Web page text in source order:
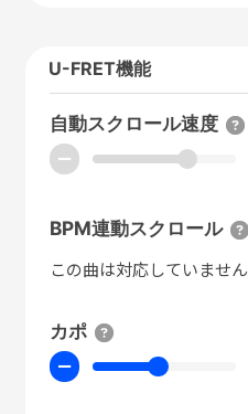
U-FRET機能
自動スクロール速度
ー
BPM連動スクロール
この曲は対応していません
カポ
ー